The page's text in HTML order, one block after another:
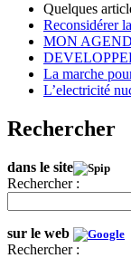
Quelques
Reconsidérer
MON
La marche
L’electricité
Rechercher
dans le site
Rechercher :
sur le web
Rechercher :